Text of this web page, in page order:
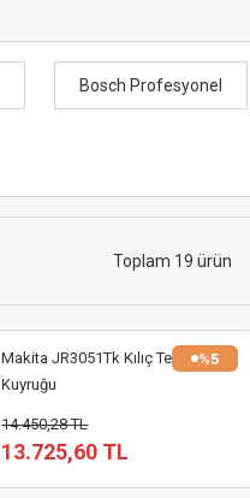
Bosch Profesyonel
Toplam 19 ürün
%5
Makita JR3051Tk Kılıç Testere Tilki
Kuyruğu
14.450,28 TL
13.725,60 TL